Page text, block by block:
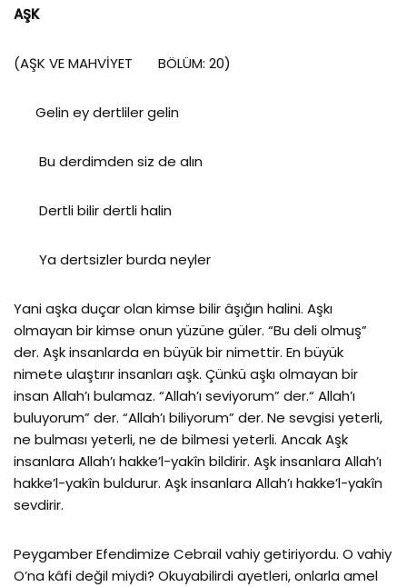
AŞK
(AŞK VE MAHVİYET BÖLÜM: 20)
Gelin ey dertliler gelin
Bu derdimden siz de alın
Dertli bilir dertli halin
Ya dertsizler burda neyler
Yani aşka duçar olan kimse bilir âşığın halini. Aşkı
olmayan bir kimse onun yüzüne güler. “Bu deli olmuş”
der. Aşk insanlarda en büyük bir nimettir. En büyük
nimete ulaştırır insanları aşk. Çünkü aşkı olmayan bir
insan Allah’ı bulamaz. “Allah’ı seviyorum” der.“ Allah’ı
buluyorum” der. “Allah’ı biliyorum” der. Ne sevgisi yeterli,
ne bulması yeterli, ne de bilmesi yeterli. Ancak Aşk
insanlara Allah’ı hakke’l-yakîn bildirir. Aşk insanlara Allah’ı
hakke’l-yakîn buldurur. Aşk insanlara Allah’ı hakke’l-yakîn
sevdirir.
Peygamber Efendimize Cebrail vahiy getiriyordu. O vahiy
O’na kâfi değil miydi? Okuyabilirdi ayetleri, onlarla amel